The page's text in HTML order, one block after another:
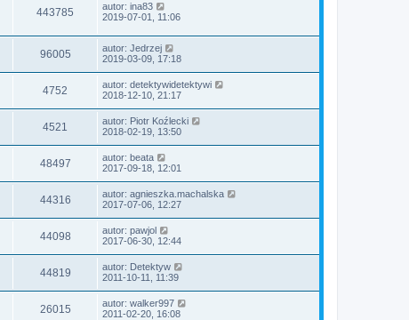
443785 autor: ina83
2019-07-01, 11:06
96005 autor: Jedrzej
2019-03-09, 17:18
4752 autor: detektywidetektywi
2018-12-10, 21:17
4521 autor: Piotr Koźlecki
2018-02-19, 13:50
48497 autor: beata
2017-09-18, 12:01
44316 autor: agnieszka.machalska
2017-07-06, 12:27
44098 autor: pawjol
2017-06-30, 12:44
44819 autor: Detektyw
2011-10-11, 11:39
26015 autor: walker997
2011-02-20, 16:08